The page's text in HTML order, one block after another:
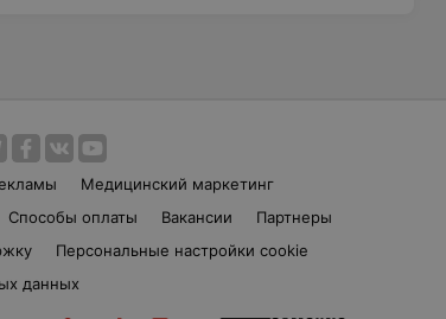
Медицинский маркетинг
Способы оплаты Вакансии
Партнеры
Персональные настройки cookie
данных